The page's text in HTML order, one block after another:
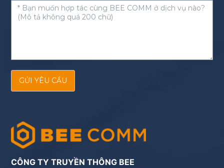
GỬI YÊU CẦU
CÔNG TY TRUYỀN THÔNG BEE